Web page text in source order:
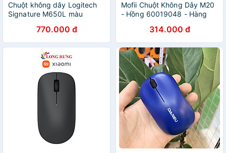
Chuột không dây Logitech
Signature M650L màu
770.000 đ
Mofii Chuột Không Dây M20
- Hồng 60019048 - Hàng
314.000 đ